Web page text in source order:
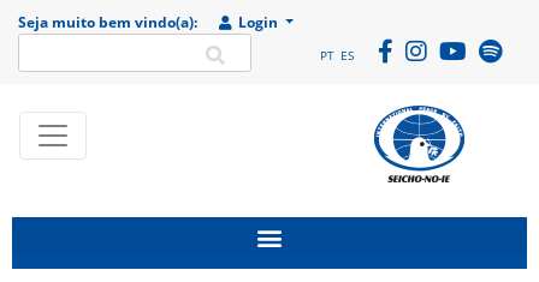
Seja muito bem vindo(a): Login
PT ES
Organização